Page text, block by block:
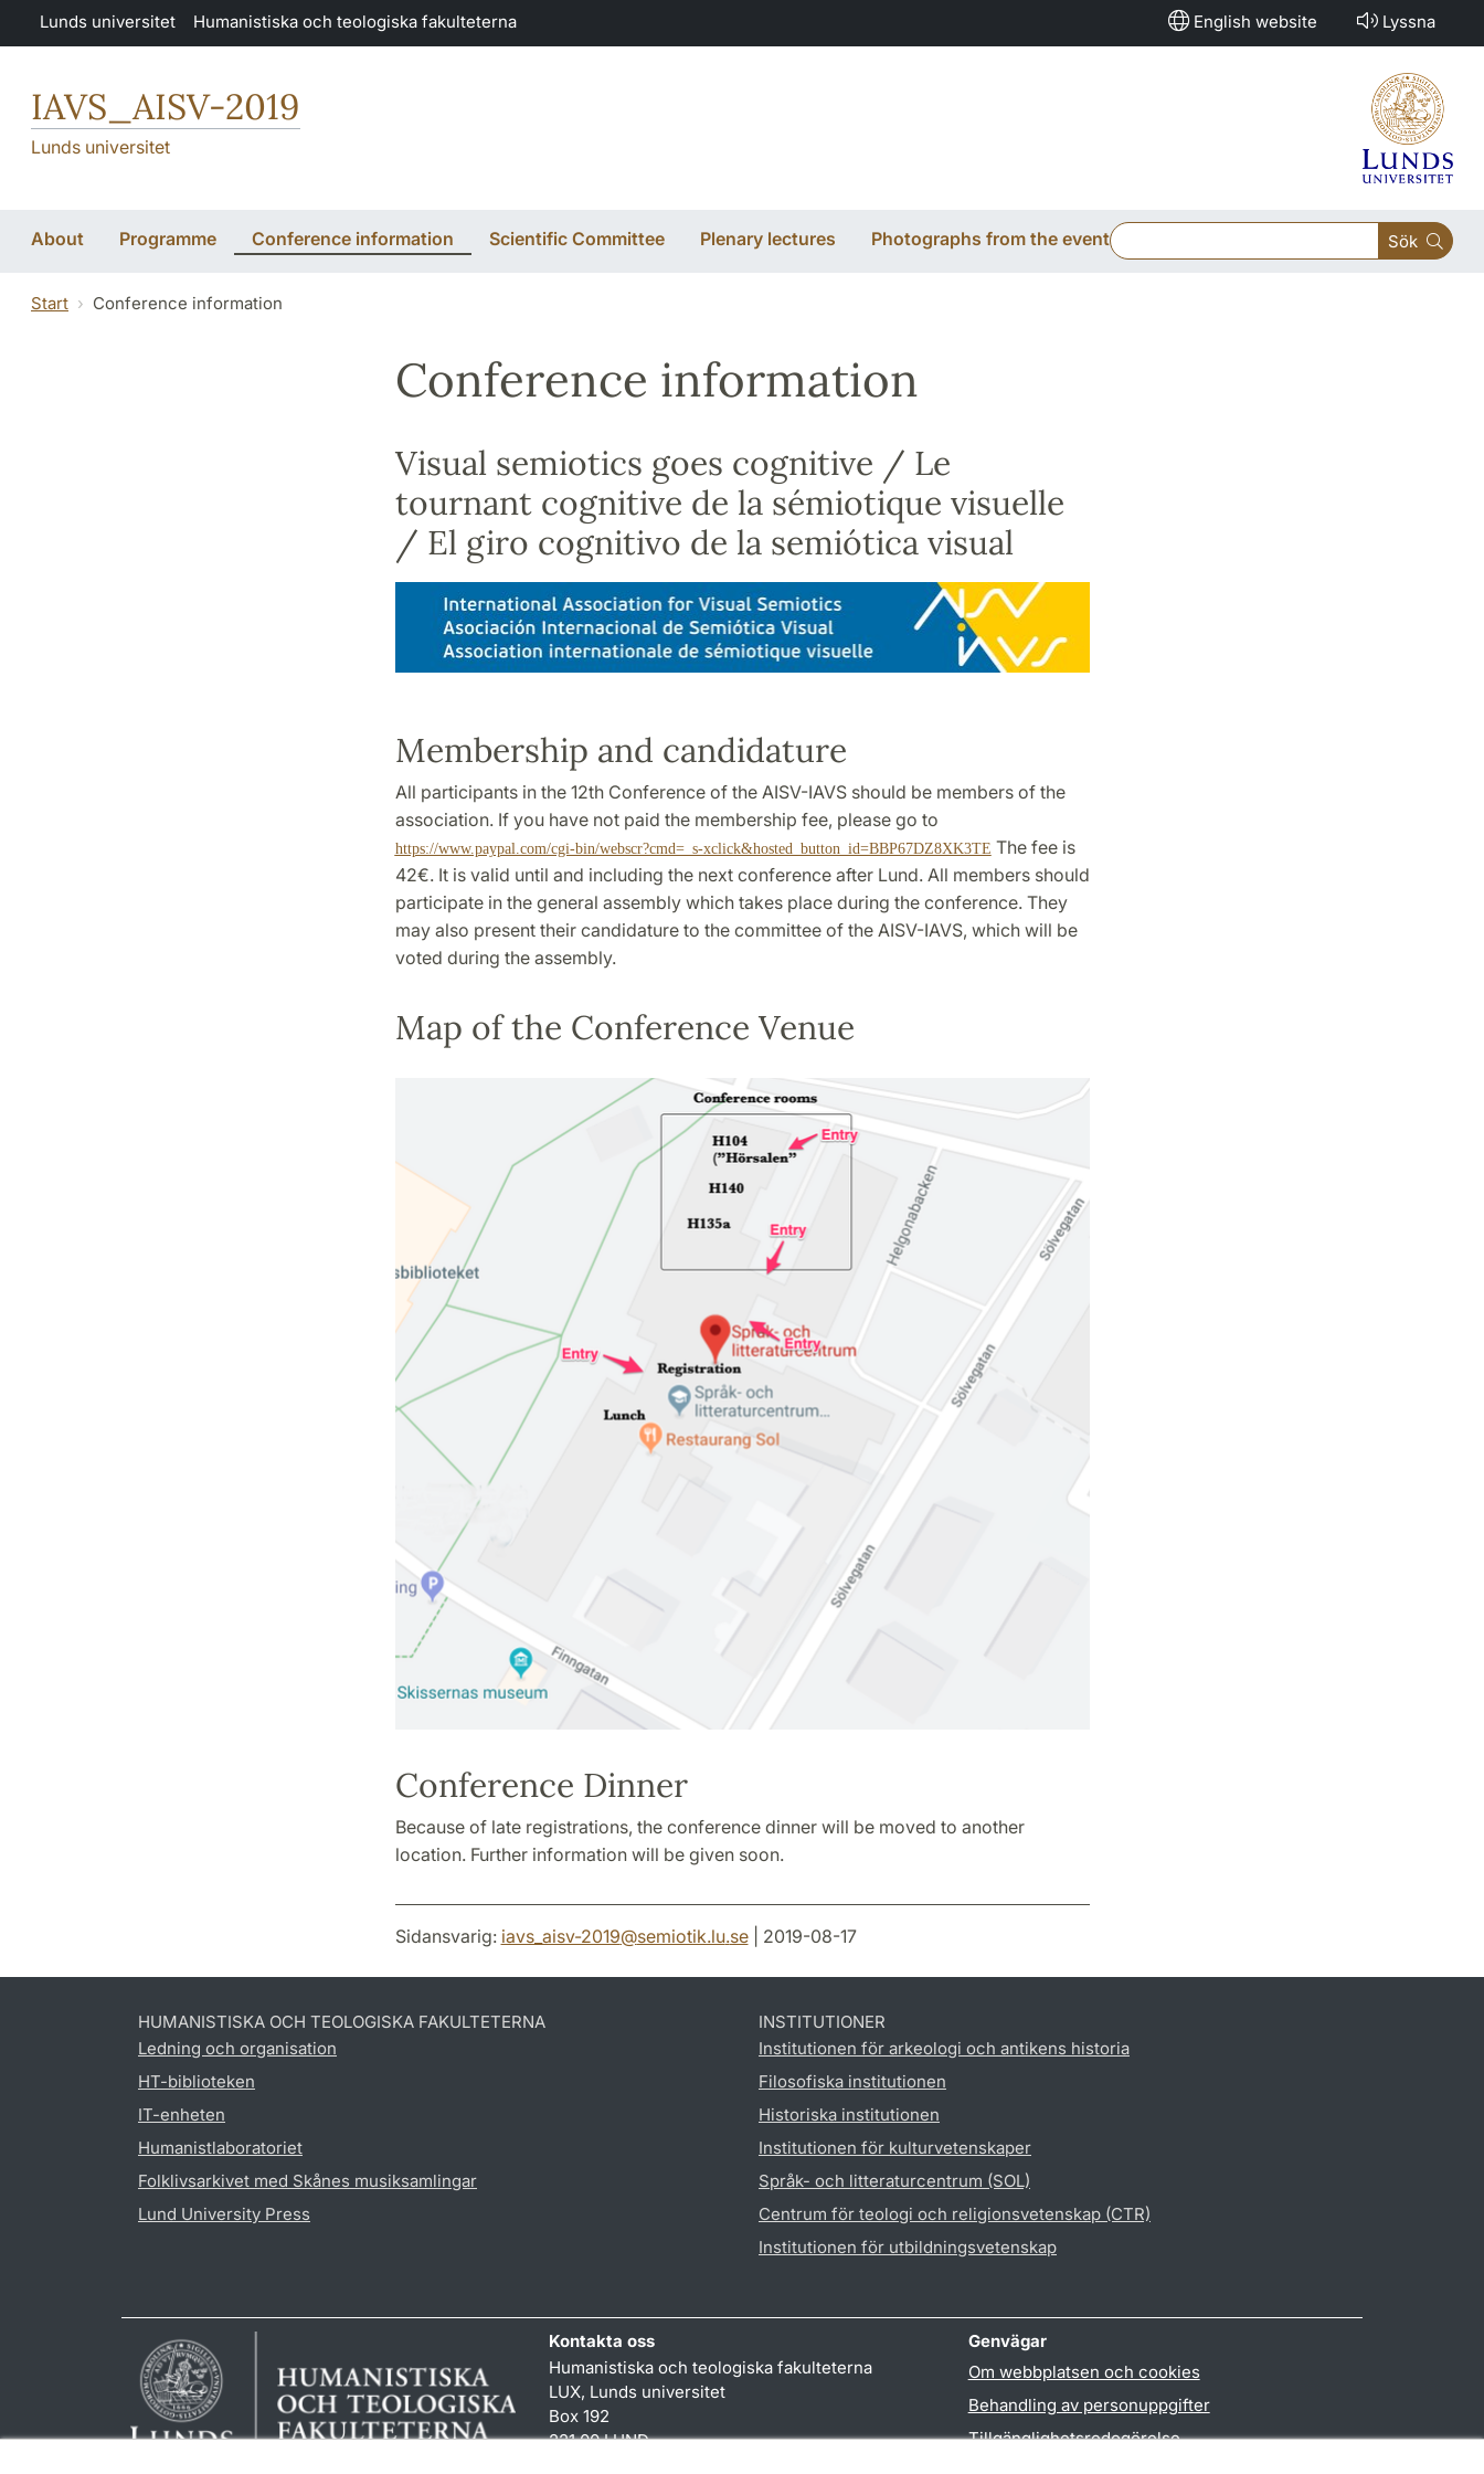
Hoppa till huvudinnehåll
Lunds universitet Humanistiska och teologiska fakulteterna English website Lyssna
IAVS_AISV-2019
Lunds universitet
About Programme Conference information Scientific Committee Plenary lectures Photographs from the event Sök
Start Conference information
Conference information
Visual semiotics goes cognitive / Le
tournant cognitive de la sémiotique visuelle
/ El giro cognitivo de la semiótica visual
Membership and candidature
All participants in the 12th Conference of the AISV-IAVS should be members of the
association. If you have not paid the membership fee, please go to
https://www.paypal.com/cgi-bin/webscr?cmd=_s-xclick&hosted_button_id=BBP67DZ8XK3TE The fee is
42€. It is valid until and including the next conference after Lund. All members should
participate in the general assembly which takes place during the conference. They
may also present their candidature to the committee of the AISV-IAVS, which will be
voted during the assembly.
Map of the Conference Venue
Conference Dinner
Because of late registrations, the conference dinner will be moved to another
location. Further information will be given soon.
Sidansvarig: iavs_aisv-2019@semiotik.lu.se| 2019-08-17
HUMANISTISKA OCH TEOLOGISKA FAKULTETERNA
Ledning och organisation
HT-biblioteken
IT-enheten
Humanistlaboratoriet
Folklivsarkivet med Skånes musiksamlingar
Lund University Press
INSTITUTIONER
Institutionen för arkeologi och antikens historia
Filosofiska institutionen
Historiska institutionen
Institutionen för kulturvetenskaper
Språk- och litteraturcentrum (SOL)
Centrum för teologi och religionsvetenskap (CTR)
Institutionen för utbildningsvetenskap
Kontakta oss
Humanistiska och teologiska fakulteterna
LUX, Lunds universitet
Box 192
221 00 LUND
Genvägar
Om webbplatsen och cookies
Behandling av personuppgifter
Tillgänglighetsredogörelse